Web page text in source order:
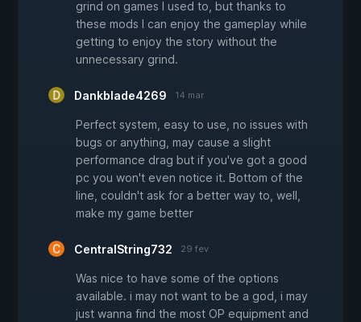
grind on games I used to, but thanks to
these mods I can enjoy the gameplay while
getting to enjoy the story without the
unnecessary grind.
Dankblade4269 14 mar
Perfect system, easy to use, no issues with
bugs or anything, may cause a slight
performance drag but if you've got a good
pc you won't even notice it. Bottom of the
line, couldn't ask for a better way to, well,
make my game better
CentralString732 29 fev
Was nice to have some of the options
available. i may not want to be a god, i may
just wanna find the most OP equipment and